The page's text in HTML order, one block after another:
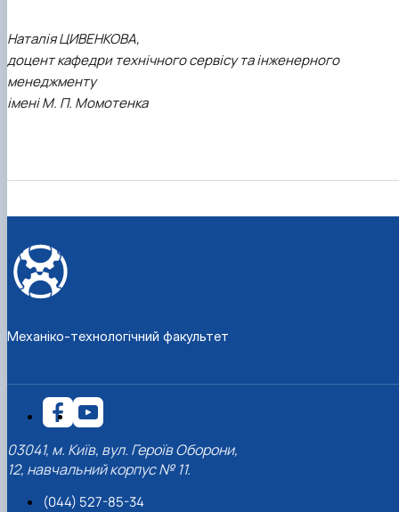
Наталія ЦИВЕНКОВА,
доцент кафедри технічного сервісу та інженерного
менеджменту
імені М. П. Момотенка
Механіко-технологічний факультет
03041, м. Київ, вул. Героїв Оборони,
12, навчальний корпус № 11.
(044) 527-85-34